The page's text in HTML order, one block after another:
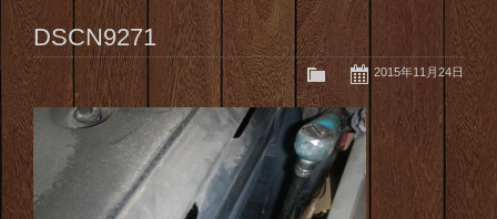
DSCN9271
2015年11月24日